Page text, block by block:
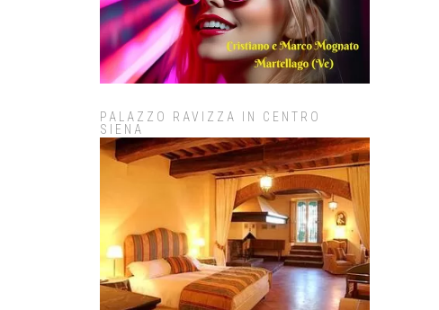
PALAZZO RAVIZZA IN CENTRO
SIENA